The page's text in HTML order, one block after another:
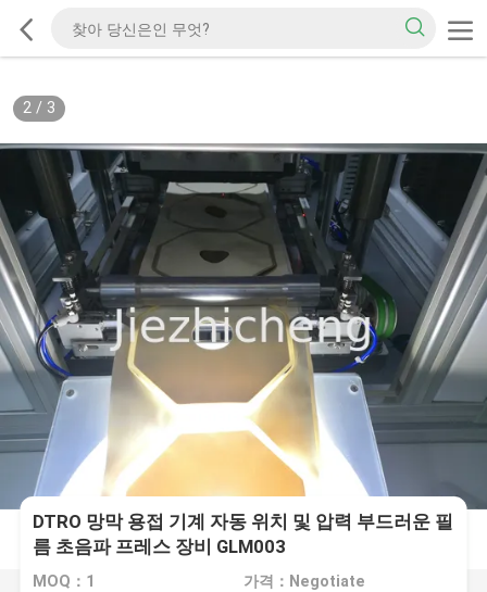
2/ 3
DTRO 망막 용접 기계 자동 위치 및 압력 부드러운 필
름 초음파 프레스 장비 GLM003
MOQ：1 가격：Negotiate